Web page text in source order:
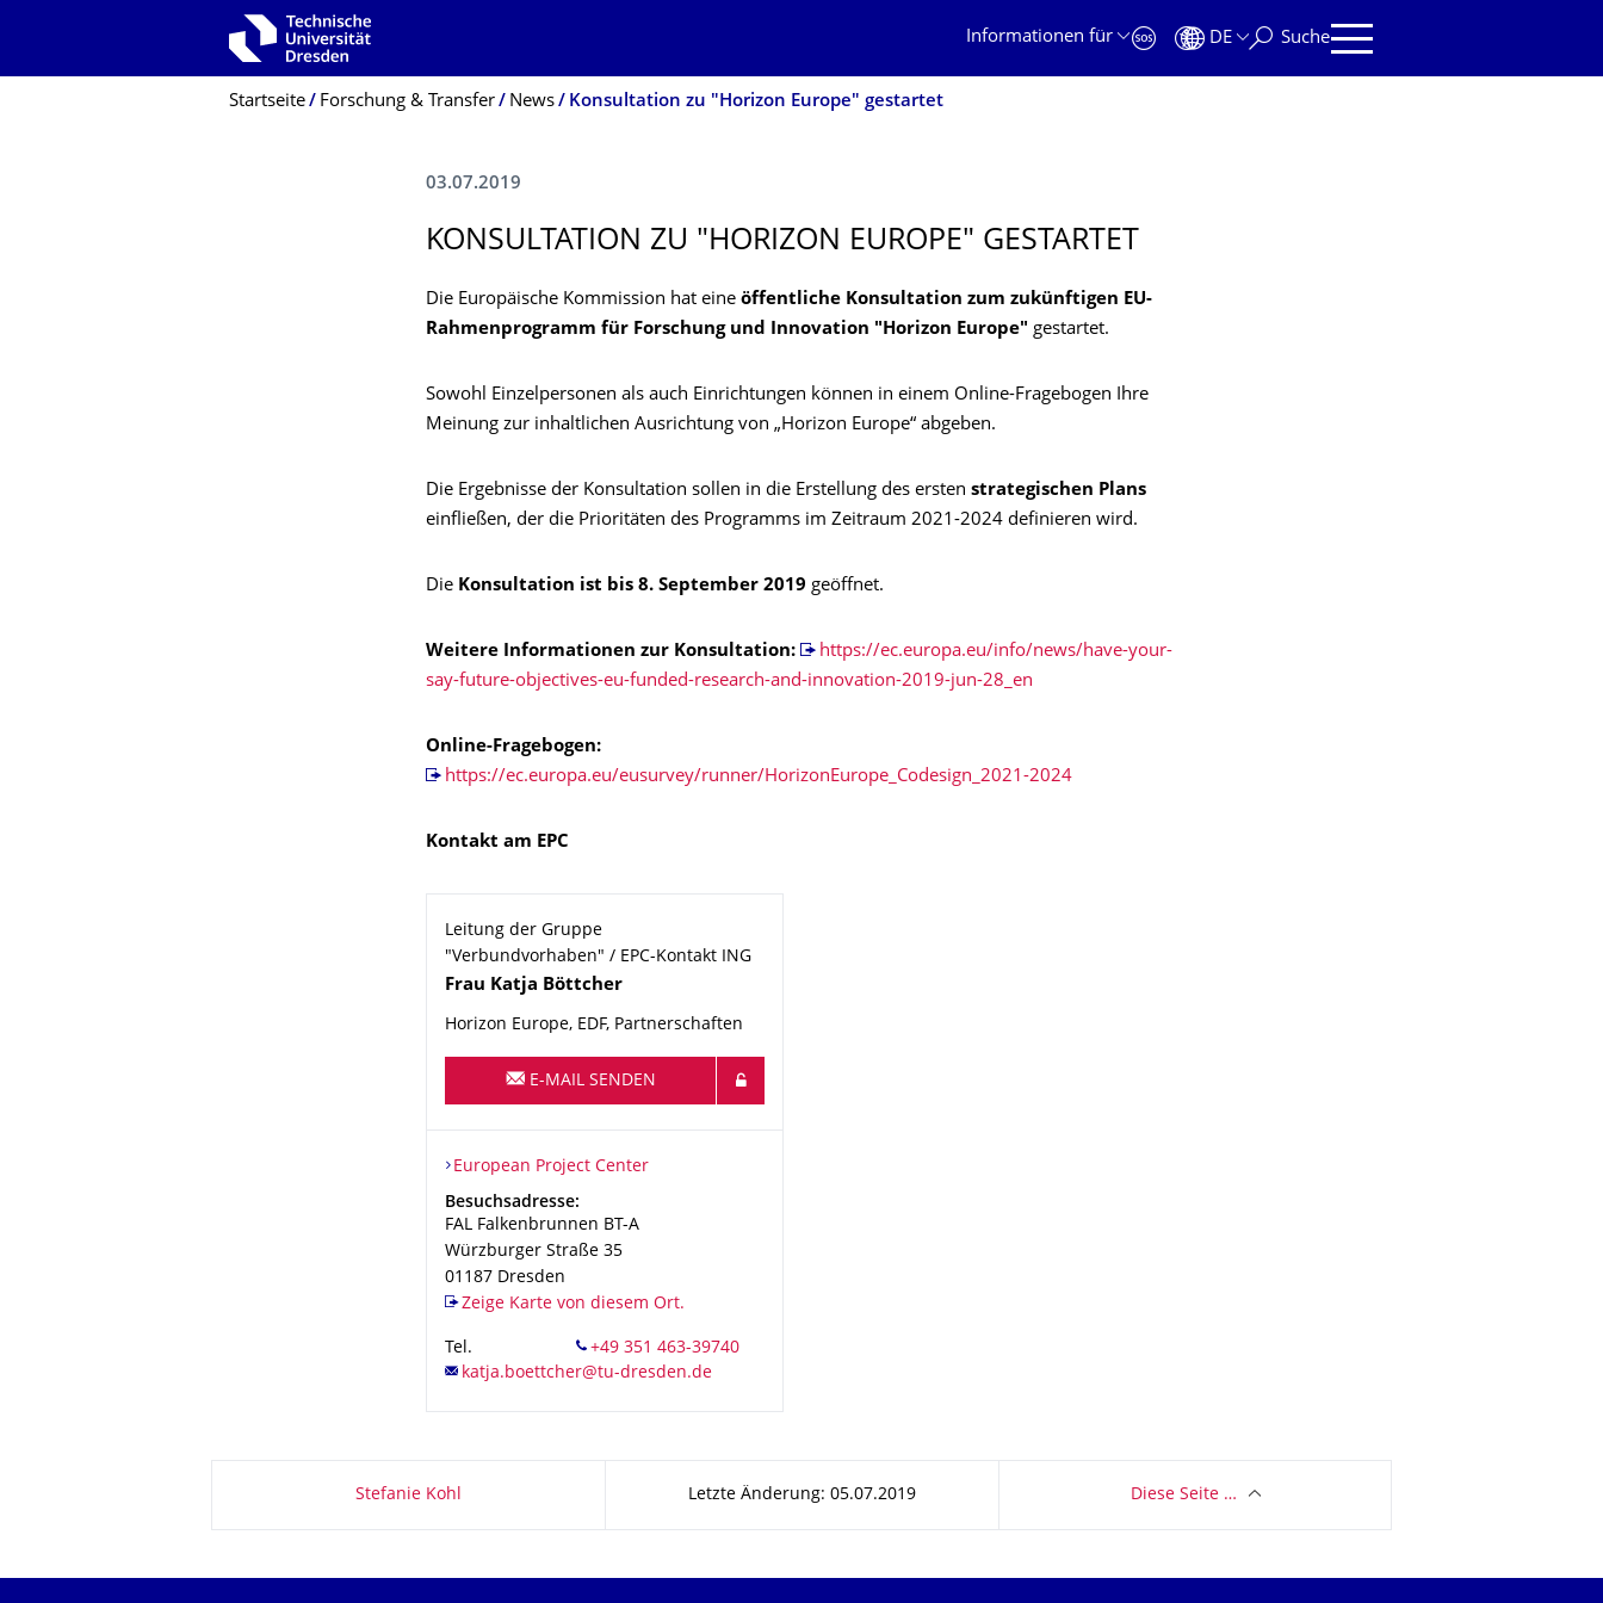
Zur Hauptnavigation springen
Informationen für
DE Suche
Breadcrumb-Menü
Startseite Forschung & Transfer News Konsultation zu "Horizon Europe" gestartet
03.07.2019
KONSULTATION ZU "HORIZON EUROPE" GESTARTET
Die Europäische Kommission hat eine öffentliche Konsultation zum zukünftigen EU-
Rahmenprogramm für Forschung und Innovation "Horizon Europe" gestartet.
Sowohl Einzelpersonen als auch Einrichtungen können in einem Online-Fragebogen Ihre
Meinung zur inhaltlichen Ausrichtung von „Horizon Europe“ abgeben.
Die Ergebnisse der Konsultation sollen in die Erstellung des ersten strategischen Plans
einfließen, der die Prioritäten des Programms im Zeitraum 2021-2024 definieren wird.
Die Konsultation ist bis 8. September 2019 geöffnet.
Weitere Informationen zur Konsultation:
https://ec.europa.eu/info/news/have-your-
say-future-objectives-eu-funded-research-and-innovation-2019-jun-28_en
Online-Fragebogen:
https://ec.europa.eu/eusurvey/runner/HorizonEurope_Codesign_2021-2024
Kontakt am EPC
Leitung der Gruppe
"Verbundvorhaben" / EPC-Kontakt ING
Name
Frau Katja Böttcher
Horizon Europe, EDF, Partnerschaften
E-MAIL SENDEN
Organisationsname
European Project Center
European Project Center
Adresse
Besuchsadresse:
FAL Falkenbrunnen BT-A
Würzburger Straße 35
01187 Dresden
Zeige Karte von diesem Ort.
Tel.
Stefanie Kohl Letzte Änderung: 05.07.2019 Diese Seite …